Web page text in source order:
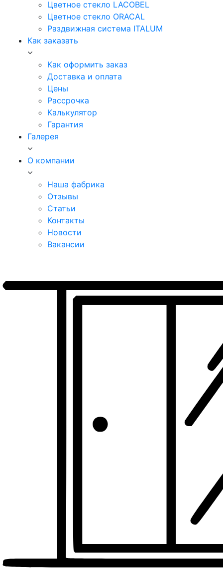
Цветное стекло LACOBEL
Цветное стекло ORACAL
Раздвижная система ITALUM
Как заказать
Как оформить заказ
Доставка и оплата
Цены
Рассрочка
Калькулятор
Гарантия
Галерея
О компании
Наша фабрика
Отзывы
Статьи
Контакты
Новости
Вакансии